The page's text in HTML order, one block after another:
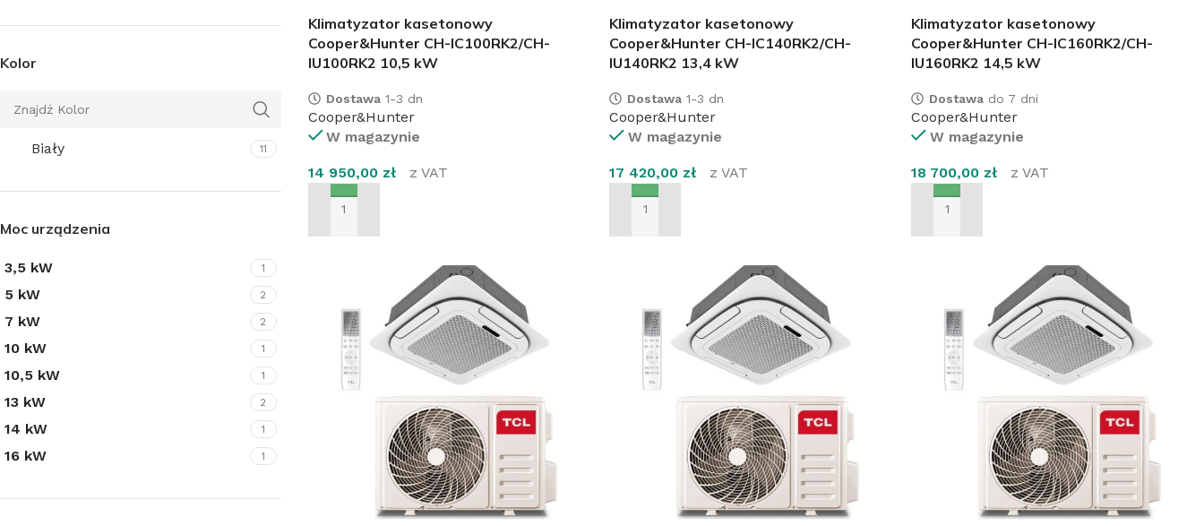
Zobacz pełną ofertę klimatyzacji
Kolor
Biały 11
Moc urządzenia
3,5 kW 1
5 kW 2
7 kW 2
10 kW 1
10,5 kW 1
13 kW 2
14 kW 1
16 kW 1
Klimatyzator kasetonowy
Cooper&Hunter CH-IC100RK2/CH-
IU100RK2 10,5 kW
Dostawa1-3 dn
Cooper&Hunter
W magazynie
14 950,00 zł z VAT
DODAJ DO KOSZYKA
Klimatyzator kasetonowy
Cooper&Hunter CH-IC140RK2/CH-
IU140RK2 13,4 kW
Dostawa 1-3 dn
Cooper&Hunter
W magazynie
17 420,00 zł z VAT
DODAJ DO KOSZYKA
Klimatyzator kasetonowy
Cooper&Hunter CH-IC160RK2/CH-
IU160RK2 14,5 kW
Dostawa do 7 dni
Cooper&Hunter
W magazynie
18 700,00 zł z VAT
DODAJ DO KOSZYKA